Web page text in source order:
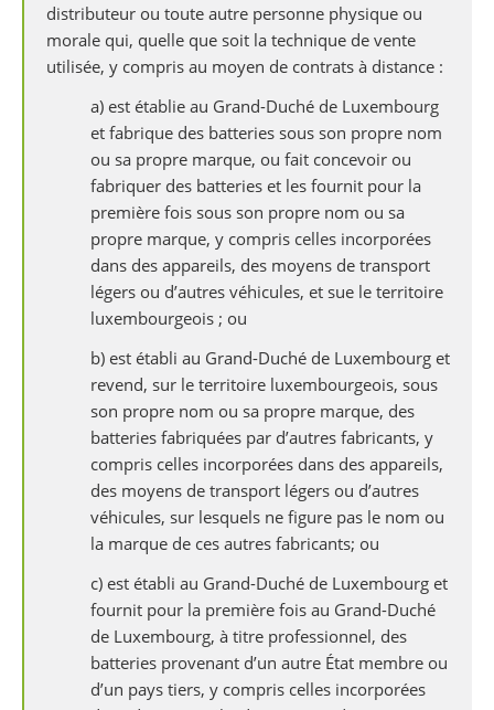
distributeur ou toute autre personne physique ou
morale qui, quelle que soit la technique de vente
utilisée, y compris au moyen de contrats à distance :
a) est établie au Grand-Duché de Luxembourg
et fabrique des batteries sous son propre nom
ou sa propre marque, ou fait concevoir ou
fabriquer des batteries et les fournit pour la
première fois sous son propre nom ou sa
propre marque, y compris celles incorporées
dans des appareils, des moyens de transport
légers ou d’autres véhicules, et sue le territoire
luxembourgeois ; ou
b) est établi au Grand-Duché de Luxembourg et
revend, sur le territoire luxembourgeois, sous
son propre nom ou sa propre marque, des
batteries fabriquées par d’autres fabricants, y
compris celles incorporées dans des appareils,
des moyens de transport légers ou d’autres
véhicules, sur lesquels ne figure pas le nom ou
la marque de ces autres fabricants; ou
c) est établi au Grand-Duché de Luxembourg et
fournit pour la première fois au Grand-Duché
de Luxembourg, à titre professionnel, des
batteries provenant d’un autre État membre ou
d’un pays tiers, y compris celles incorporées